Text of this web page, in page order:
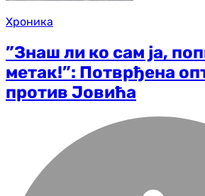
Хроника
”Знаш ли ко сам ја,
метак!”: Потврђена
против Јовића